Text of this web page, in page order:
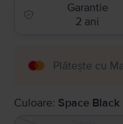
Garantie
2 ani
Plătește cu
Culoare: Space Black